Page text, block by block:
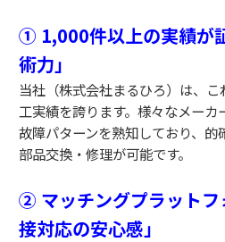
① 1,000件以上の実績が
術力」
当社（株式会社まるひろ）は、
工実績を誇ります。様々なメー
故障パターンを熟知しており、
部品交換・修理が可能です。
② マッチングプラットフ
接対応の安心感」